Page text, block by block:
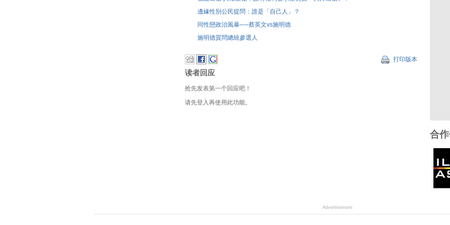
邊緣性別公民提問：誰是「自己人」？
同性戀政治風暴──蔡英文vs施明德
施明德質問總統參選人
打印版本
读者回应
抢先发表第一个回应吧！
请先登入再使用此功能。
合
Advertisement